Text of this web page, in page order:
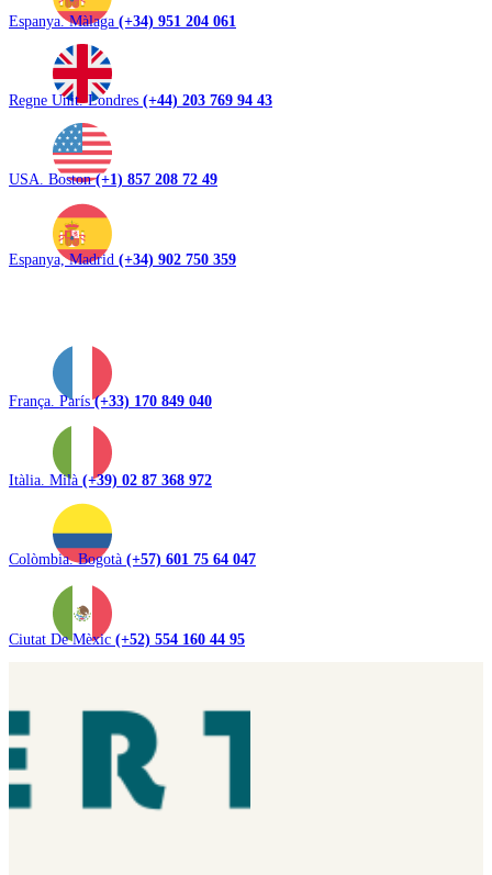
Espanya. Màlaga (+34) 951 204 061
Regne Unit. Londres (+44) 203 769 94 43
USA. Boston(+1) 857 208 72 49
Espanya, Madrid (+34) 902 750 359
França. París(+33) 170 849 040
Itàlia. Milà (+39) 02 87 368 972
Colòmbia. Bogotà (+57) 601 75 64 047
Ciutat De Mèxic (+52) 554 160 44 95